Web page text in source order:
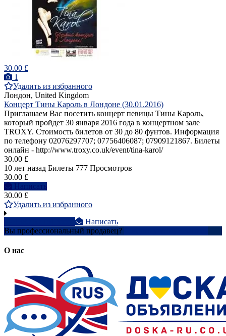
30.00 £
1
Удалить из избранного
Лондон, United Kingdom
Концерт Тины Кароль в Лондоне (30.01.2016)
Приглашаем Вас посетить концерт певицы Тины Кароль,
который пройдет 30 января 2016 года в концертном зале
TROXY. Стоимость билетов от 30 до 80 фунтов. Информация
по телефону 02076297707; 07756406087; 07909121867. Билеты
онлайн - http://www.troxy.co.uk/event/tina-karol/
30.00 £
10 лет назад Билеты 777 Просмотров
30.00 £
Написать
30.00 £
Удалить из избранного
Написать
Вы профессиональный продавец?
О нас